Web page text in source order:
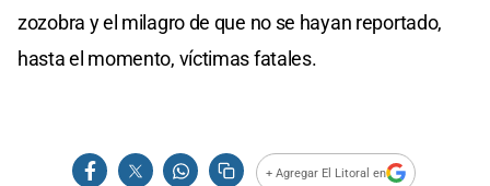
zozobra y el milagro de que no se hayan reportado,
hasta el momento, víctimas fatales.
+ Agregar El Litoral en